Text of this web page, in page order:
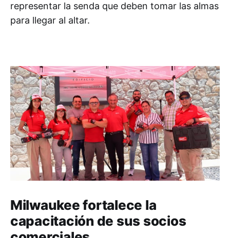
representar la senda que deben tomar las almas
para llegar al altar.
Milwaukee fortalece la
capacitación de sus socios